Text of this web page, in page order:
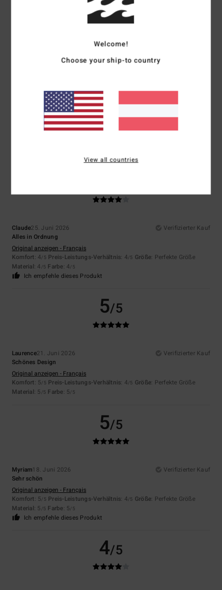
Preis-Leistungs-Verhältnis: 5/5
5/5
Eduardo27. Juni 2026
Perfekt für den Sommer
Original anzeigen - Castellano
Claude25. Juni 2026
Verifizierter Kauf
Alles in Ordnung
Original anzeigen - Français
Komfort: 4/5 Preis-Leistungs-Verhältnis: 4/5 Größe: Perfekte Größe
Material: 4 /5 Farbe: 4/5
Ich empfehle dieses Produkt
5/5
Laurence21. Juni 2026
Verifizierter Kauf
Schönes Design
Original anzeigen - Français
Komfort: 5/5 Preis-Leistungs-Verhältnis: 4/5 Größe: Perfekte Größe
Material: 5 /5 Farbe: 5/5
5/5
Myriam18. Juni 2026
Verifizierter Kauf
Sehr schön
Original anzeigen - Français
Komfort: 5/5 Preis-Leistungs-Verhältnis: 4/5 Größe: Perfekte Größe
Material: 5 /5 Farbe: 5/5
Ich empfehle dieses Produkt
4/5
Welcome!
Choose your ship-to country
View all countries